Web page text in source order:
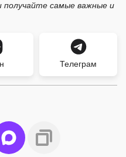
самые важные и
Телеграм